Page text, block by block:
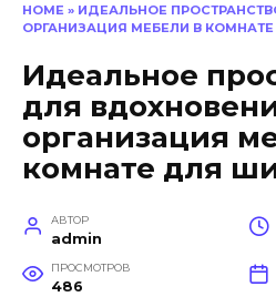
HOME » ИДЕАЛЬНОЕ
ОРГАНИЗАЦИЯ МЕБЕЛИ В
Идеальное
для
организация
комнате для
АВТОР
admin
ПРОСМОТРОВ
486